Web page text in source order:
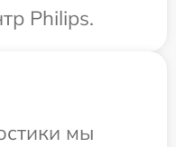
Philips.
мы